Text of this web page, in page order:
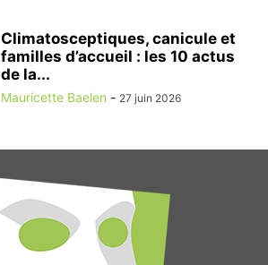
Climatosceptiques, canicule et
familles d’accueil : les 10 actus
de la...
Mauricette Baelen - 27 juin 2026